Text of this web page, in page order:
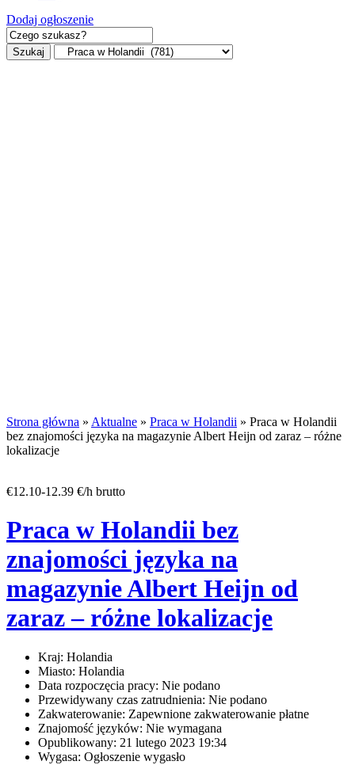
Dodaj ogłoszenie
Szukaj
Strona główna » Aktualne » Praca w Holandii » Praca w Holandii
bez znajomości języka na magazynie Albert Heijn od zaraz – różne
lokalizacje
€12.10-12.39 €/h brutto
Praca w Holandii bez
znajomości języka na
magazynie Albert Heijn od
zaraz – różne lokalizacje
Kraj: Holandia
Miasto: Holandia
Data rozpoczęcia pracy: Nie podano
Przewidywany czas zatrudnienia: Nie podano
Zakwaterowanie: Zapewnione zakwaterowanie płatne
Znajomość języków: Nie wymagana
Opublikowany: 21 lutego 2023 19:34
Wygasa: Ogłoszenie wygasło